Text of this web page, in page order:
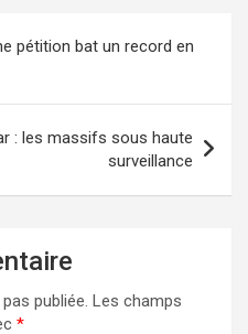
pétition bat un record en
: les massifs sous haute
surveillance
publiée. Les champs
*